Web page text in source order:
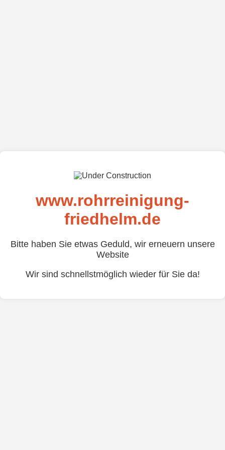
www.rohrreinigung-
friedhelm.de
Bitte haben Sie etwas Geduld, wir erneuern unsere
Website
Wir sind schnellstmöglich wieder für Sie da!